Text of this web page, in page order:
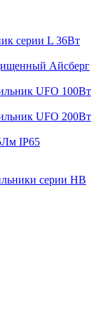
серии L 36Вт
Айсберг
UFO 100Вт
UFO 200Вт
IP65
серии HB